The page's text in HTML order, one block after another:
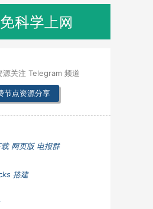
源关注 Telegram 频道
节点资源分享
网页版 电报群
搭建